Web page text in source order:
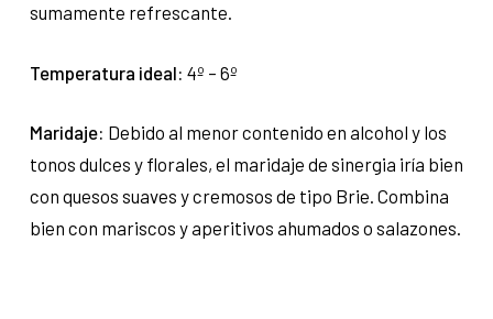
sumamente refrescante.
Temperatura ideal: 4º – 6º
Maridaje: Debido al menor contenido en alcohol y los
tonos dulces y florales, el maridaje de sinergia iría bien
con quesos suaves y cremosos de tipo Brie. Combina
bien con mariscos y aperitivos ahumados o salazones.